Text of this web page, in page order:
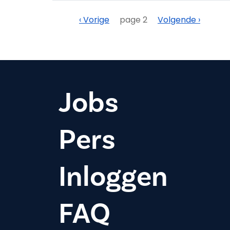
Paginering
Vorige
‹ Vorige page 2 Volgende
Volgende ›
Jobs
Pers
Inloggen
FAQ